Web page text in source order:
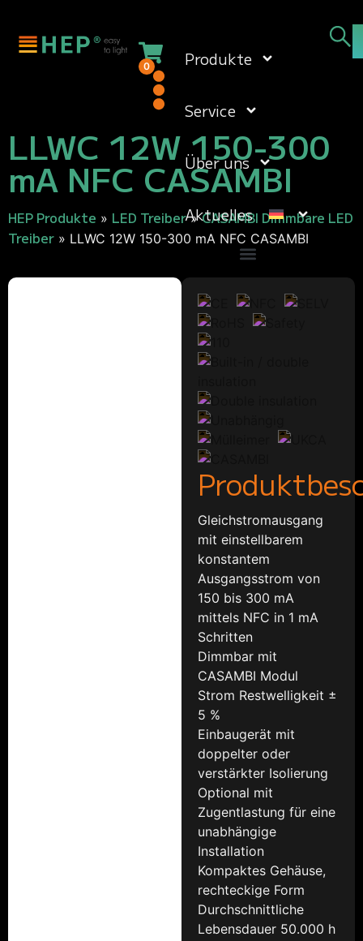
0 Produkte
Service
Über uns
Aktuelles
LLWC 12W 150-300
mA NFC CASAMBI
HEP Produkte » LED Treiber»CASAMBI Dimmbare LED
Treiber » LLWC 12W 150-300 mA NFC CASAMBI
Gleichstromausgang
mit einstellbarem
konstantem
Ausgangsstrom von
150 bis 300 mA
mittels NFC in 1 mA
Schritten
Dimmbar mit
CASAMBI Modul
Strom Restwelligkeit ±
5 %
Einbaugerät mit
doppelter oder
verstärkter Isolierung
Optional mit
Zugentlastung für eine
unabhängige
Installation
Kompaktes Gehäuse,
rechteckige Form
Durchschnittliche
Lebensdauer 50.000 h